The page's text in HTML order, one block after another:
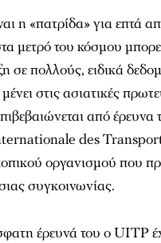
η «πατρίδα» για επτά
μετρό του κόσμου
σε πολλούς, ειδικά
στις ασιατικές
από έρευνα
des
οργανισμού που
συγκοινωνίας.
έρευνά του ο UITP